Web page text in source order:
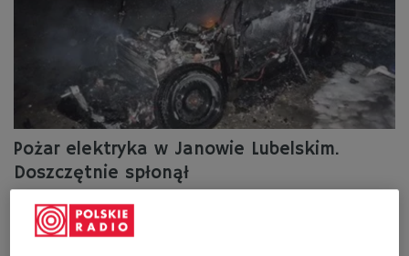
Pożar elektryka w Janowie Lubelskim.
Doszczętnie spłonął
Janowscy strażacy gasili pożar samochodu o napędzie
elektrycznym. Trwa ustalanie okoliczności pojawienia się